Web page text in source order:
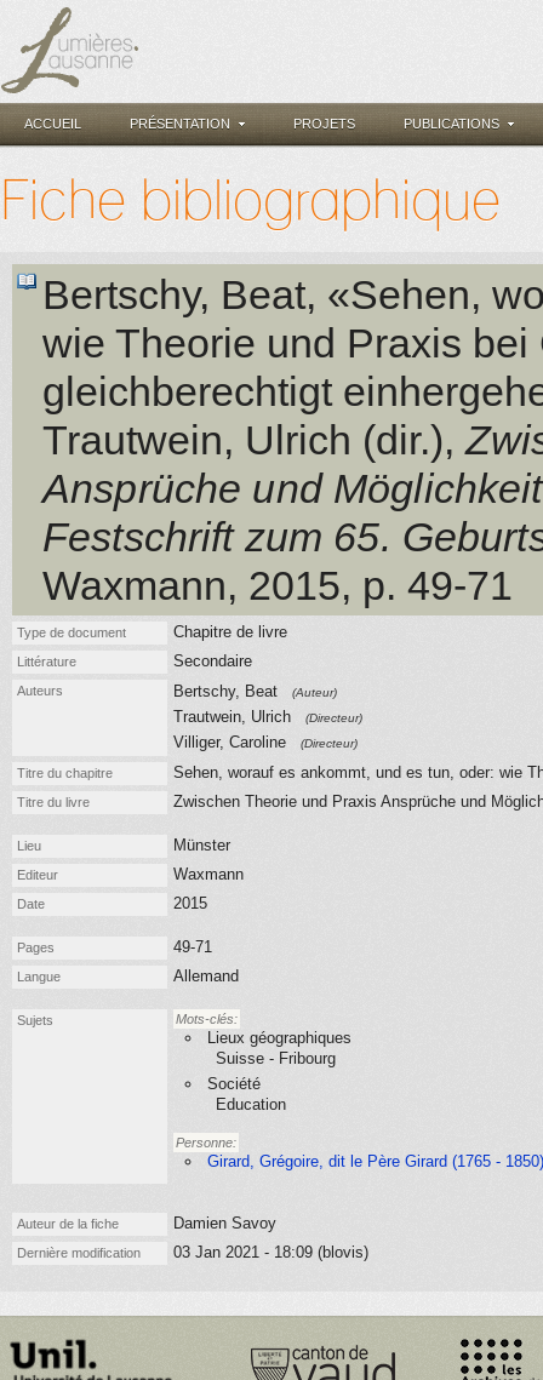
ACCUEIL PRÉSENTATION PROJETS PUBLICATIONS
Fiche bibliographique
Bertschy, Beat, «Sehen,
wie Theorie und Praxis
gleichberechtigt
Trautwein, Ulrich (dir.),
Ansprüche und
Festschrift zum 65.
Waxmann, 2015, p. 49-71
Type de document Chapitre de livre
Littérature Secondaire
Auteurs Bertschy, Beat (Auteur)
Trautwein, Ulrich (Directeur)
Villiger, Caroline (Directeur)
Titre du chapitre Sehen, worauf es ankommt, und es tun, oder: wie
Titre du livre Zwischen Theorie und Praxis Ansprüche und
Lieu Münster
Editeur Waxmann
Date 2015
Pages 49-71
Langue Allemand
Sujets Mots-clés:
Lieux géographiques
Suisse - Fribourg
Société
Education
Personne:
Girard, Grégoire, dit le Père Girard (1765 - 1850)
Auteur de la fiche Damien Savoy
Dernière modification 03 Jan 2021 - 18:09 (blovis)